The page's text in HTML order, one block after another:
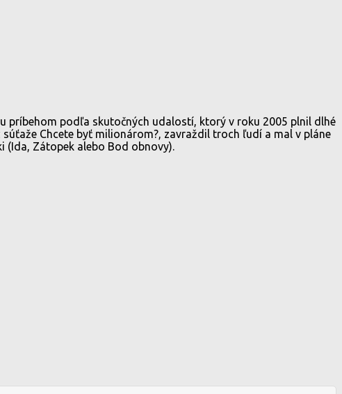
príbehom podľa skutočných udalostí, ktorý v roku 2005 plnil dlhé
Chcete byť milionárom?, zavraždil troch ľudí a mal v pláne
(Ida, Zátopek alebo Bod obnovy).